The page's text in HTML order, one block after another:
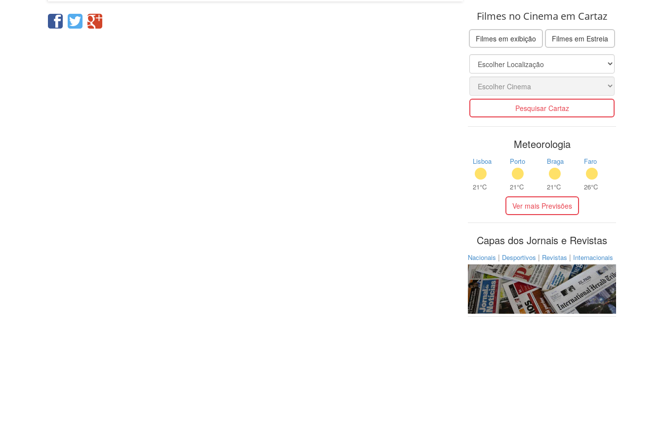
Filmes no Cinema em Cartaz
Filmes em exibição Filmes em Estreia
Pesquisar Cartaz
Meteorologia
Lisboa
21°C
Porto
21°C
Braga
21°C
Faro
26°C
Ver mais Previsões
Capas dos Jornais e Revistas
Nacionais | Desportivos | Revistas | Internacionais